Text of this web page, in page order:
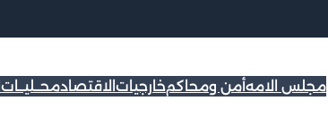
مجلس الامهأمن ومحاكمخارجيات الاقتصادمحــليــات